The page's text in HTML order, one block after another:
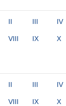
II III IV
VIII IX X
II III IV
VIII IX X